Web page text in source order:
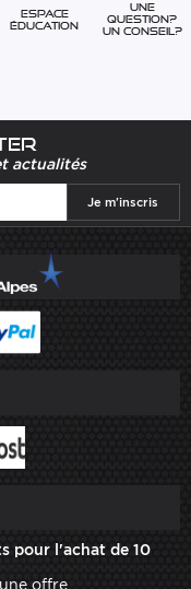
Espace
éducation
Une
question?
Un conseil?
actualités
pour l'achat de 10
offre